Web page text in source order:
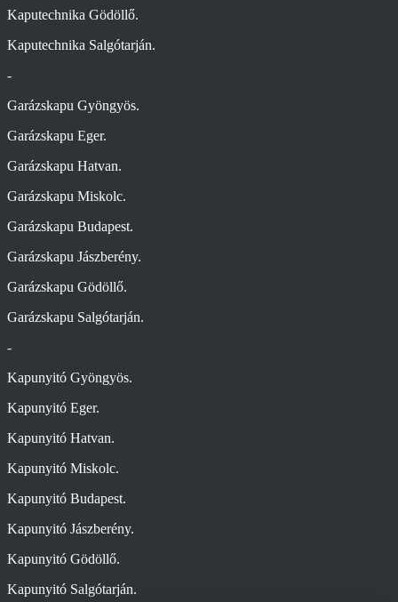
Kaputechnika Gödöllő.
Kaputechnika Salgótarján.
-
Garázskapu Gyöngyös.
Garázskapu Eger.
Garázskapu Hatvan.
Garázskapu Miskolc.
Garázskapu Budapest.
Garázskapu Jászberény.
Garázskapu Gödöllő.
Garázskapu Salgótarján.
-
Kapunyitó Gyöngyös.
Kapunyitó Eger.
Kapunyitó Hatvan.
Kapunyitó Miskolc.
Kapunyitó Budapest.
Kapunyitó Jászberény.
Kapunyitó Gödöllő.
Kapunyitó Salgótarján.